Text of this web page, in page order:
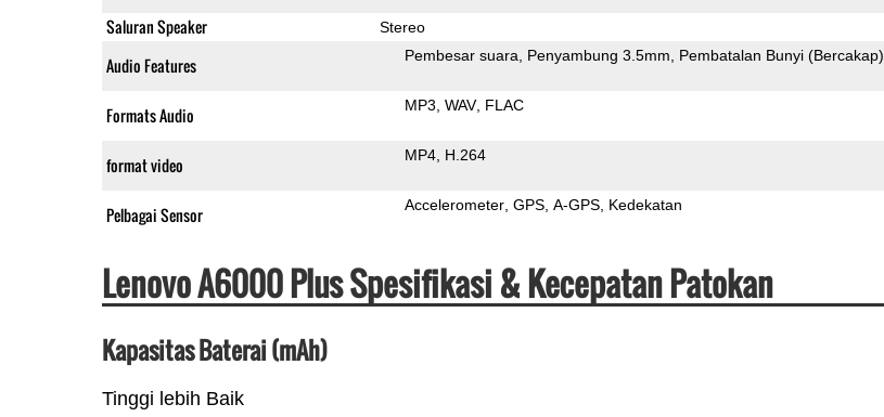
Saluran Speaker Stereo
Audio Features Pembesar suara Penyambung 3.5mm Pembatalan Bunyi (Bercakap)
Formats Audio MP3 WAV FLAC
format video MP4 H.264
Pelbagai Sensor Accelerometer GPS A-GPS Kedekatan
Lenovo A6000 Plus Spesifikasi & Kecepatan Patokan
Kapasitas Baterai (mAh)
Tinggi lebih Baik